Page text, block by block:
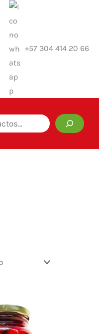
+57 304 414 20 66